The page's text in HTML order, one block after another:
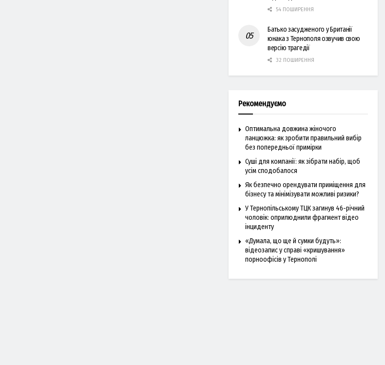
54 ПОШИРЕННЯ
Батько засудженого у Британії
юнака з Тернополя озвучив свою
версію трагедії
32 ПОШИРЕННЯ
Рекомендуємо
Оптимальна довжина жіночого
ланцюжка: як зробити правильний вибір
без попередньої примірки
Суші для компанії: як зібрати набір, щоб
усім сподобалося
Як безпечно орендувати приміщення для
бізнесу та мінімізувати можливі ризики?
У Тернопільському ТЦК загинув 46-річний
чоловік: оприлюднили фрагмент відео
інциденту
«Думала, що ще й сумки будуть»:
відеозапис у справі «кришування»
порноофісів у Тернополі